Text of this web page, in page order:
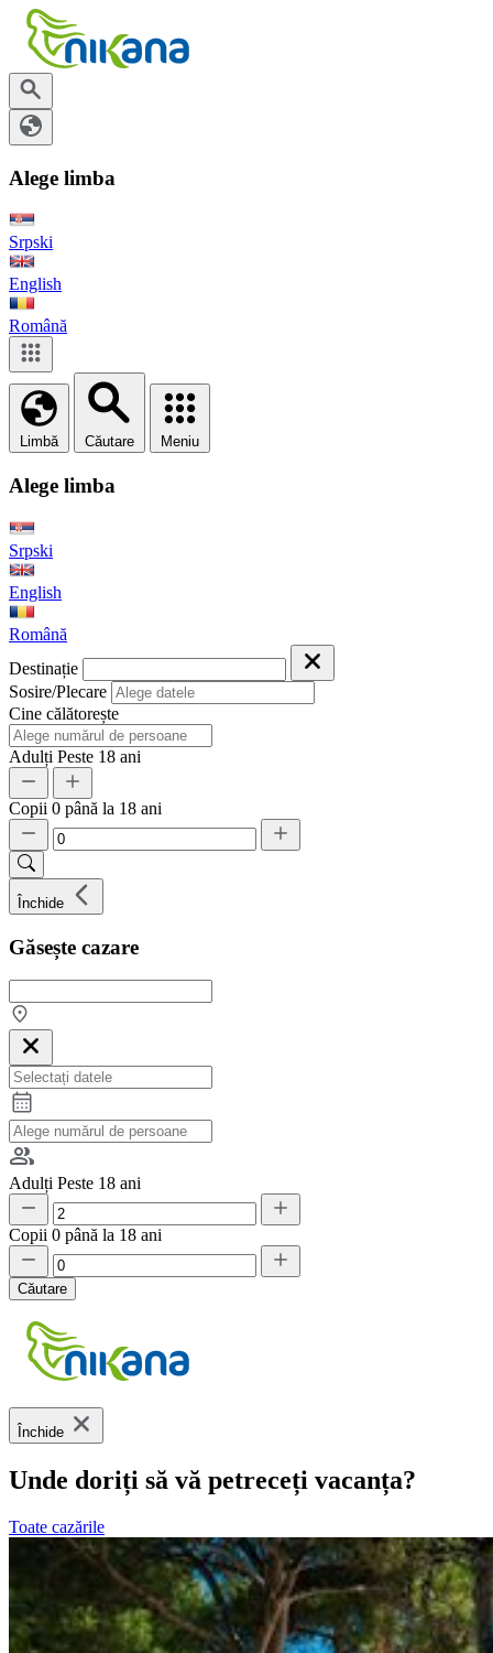
Alege limba
Srpski
English
Română
Limbă Căutare Meniu
Alege limba
Srpski
English
Română
Destinație
Sosire/Plecare
Cine călătorește
Adulți Peste 18 ani
Copii 0 până la 18 ani
Închide
Găsește cazare
Adulți Peste 18 ani
Copii 0 până la 18 ani
Căutare
Închide
Unde doriți să vă petreceți vacanța?
Toate cazările